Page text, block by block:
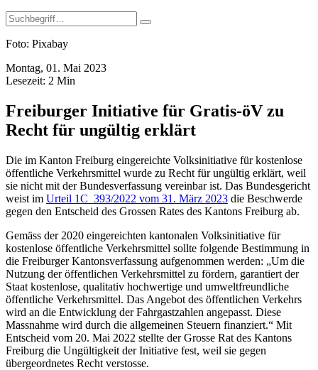
Foto: Pixabay
Montag, 01. Mai 2023
Lesezeit: 2 Min
Freiburger Initiative für Gratis-öV zu
Recht für ungültig erklärt
Die im Kanton Freiburg eingereichte Volksinitiative für kostenlose
öffentliche Verkehrsmittel wurde zu Recht für ungültig erklärt, weil
sie nicht mit der Bundesverfassung vereinbar ist. Das Bundesgericht
weist im Urteil 1C_393/2022 vom 31. März 2023 die Beschwerde
gegen den Entscheid des Grossen Rates des Kantons Freiburg ab.
Gemäss der 2020 eingereichten kantonalen Volksinitiative für
kostenlose öffentliche Verkehrsmittel sollte folgende Bestimmung in
die Freiburger Kantonsverfassung aufgenommen werden: „Um die
Nutzung der öffentlichen Verkehrsmittel zu fördern, garantiert der
Staat kostenlose, qualitativ hochwertige und umweltfreundliche
öffentliche Verkehrsmittel. Das Angebot des öffentlichen Verkehrs
wird an die Entwicklung der Fahrgastzahlen angepasst. Diese
Massnahme wird durch die allgemeinen Steuern finanziert.“ Mit
Entscheid vom 20. Mai 2022 stellte der Grosse Rat des Kantons
Freiburg die Ungültigkeit der Initiative fest, weil sie gegen
übergeordnetes Recht verstosse.